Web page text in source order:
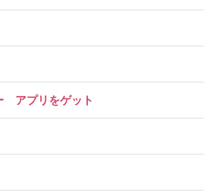
アプリをゲット